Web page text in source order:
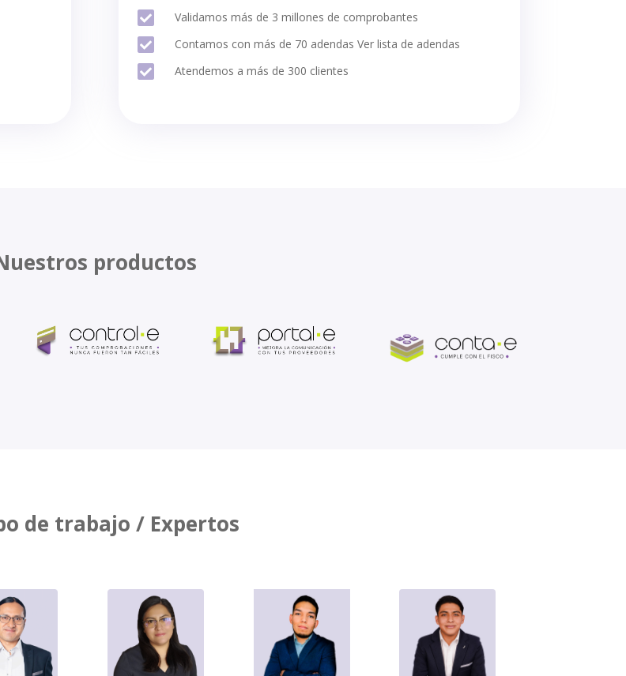
 Validamos más de 3 millones de comprobantes
 Contamos con más de 70 adendas Ver lista de adendas
 Atendemos a más de 300 clientes
productos
de trabajo / Expertos